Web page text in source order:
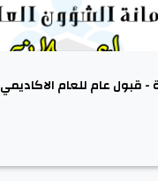
عام للعام الاكاديمي 2022-2023